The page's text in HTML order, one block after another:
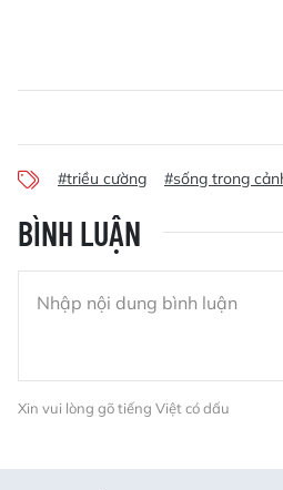
#triều cường #sống trong
BÌNH LUẬN
Xin vui lòng gõ tiếng Việt có dấu